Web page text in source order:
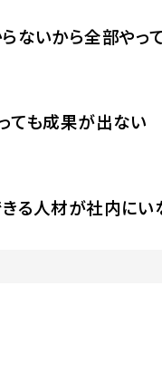
ないから全部やっ
ても成果が出ない
る人材が社内にい